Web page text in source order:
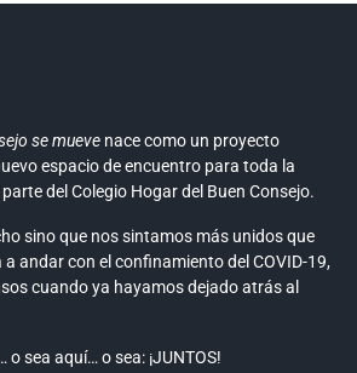
se mueve nace como un proyecto
espacio de encuentro para toda la
del Colegio Hogar del Buen Consejo.
sino que nos sintamos más unidos que
andar con el confinamiento del COVID-19,
cuando ya hayamos dejado atrás al
sea aquí… o sea: ¡JUNTOS!